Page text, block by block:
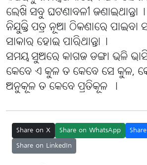
ଲେଖି ସବୁ ଘଟଣାବଳୀ
ନିଯୁକ୍ତି ପତ୍ର ନୂଆ ଠିକଣାରେ ପାଇବା
ସାକାର ହୋଇ ପାରିଥାନ୍ତା୤
ସମୟ ସୁଅରେ କାଗଜ ଡଙ୍ଗା ଭଳି
କେବେ ଏ କୁଳ ତ କେବେ ସେ କୁଳ,
ଅନୁକୂଳ ତ କେବେ ପ୍ରତିକୂଳ ।
Share on X Share on WhatsApp
Share on LinkedIn